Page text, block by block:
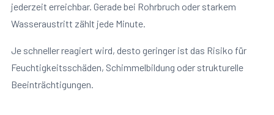
jederzeit erreichbar. Gerade bei Rohrbruch oder starkem
Wasseraustritt zählt jede Minute.
Je schneller reagiert wird, desto geringer ist das Risiko für
Feuchtigkeitsschäden, Schimmelbildung oder strukturelle
Beeinträchtigungen.